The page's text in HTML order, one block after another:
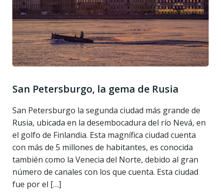
San Petersburgo, la gema de Rusia
San Petersburgo la segunda ciudad más grande de
Rusia, ubicada en la desembocadura del río Nevá, en
el golfo de Finlandia. Esta magnífica ciudad cuenta
con más de 5 millones de habitantes, es conocida
también como la Venecia del Norte, debido al gran
número de canales con los que cuenta. Esta ciudad
fue por el […]